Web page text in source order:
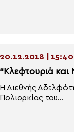
20.12.2018 | 15:40
“Κλεφτουριά και
Η Διεθνής
Πολιορκίας του...